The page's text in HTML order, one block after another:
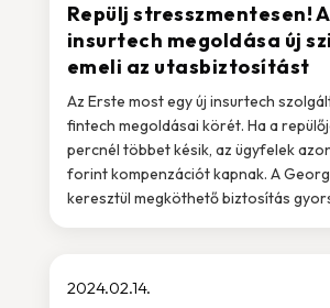
Repülj stresszmentesen!
insurtech megoldása új
emeli az utasbiztosítást
Az Erste most egy új insurtech
fintech megoldásai körét. Ha a
percnél többet késik, az ügyfelek
forint kompenzációt kapnak. A
keresztül megköthető biztosítás
2024.02.14.